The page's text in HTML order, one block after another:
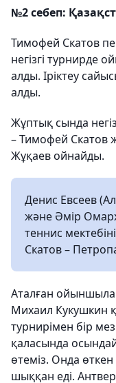
№2 себеп:
Тимофей Скатов
негізгі турнирде
алды. Іріктеу
алды.
Жұптық сында
– Тимофей Скатов
Жұқаев ойнайды.
Денис Евсеев
және Әмір
теннис
Скатов –
Аталған
Михаил Кукушкин
турнирімен бір
қаласында
өтеміз. Онда
шыққан еді.